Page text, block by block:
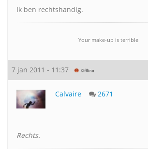
Ik ben rechtshandig.
Your make-up is terrible
7 jan 2011 - 11:37
Calvaire 2671
Rechts.